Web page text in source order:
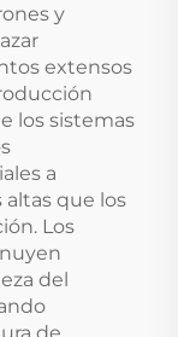
y
extensos
los sistemas
a
que los
Los
del